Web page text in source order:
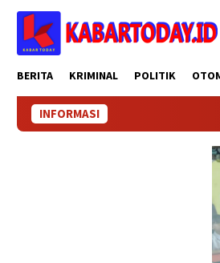
BERITA KRIMINAL POLITIK
INFORMASI